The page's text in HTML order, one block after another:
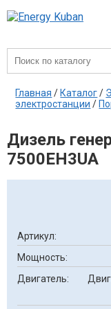
Главная / Каталог/
электростанции /
Дизель
7500EH3UA
Артикул:
Мощность:
Двигатель: